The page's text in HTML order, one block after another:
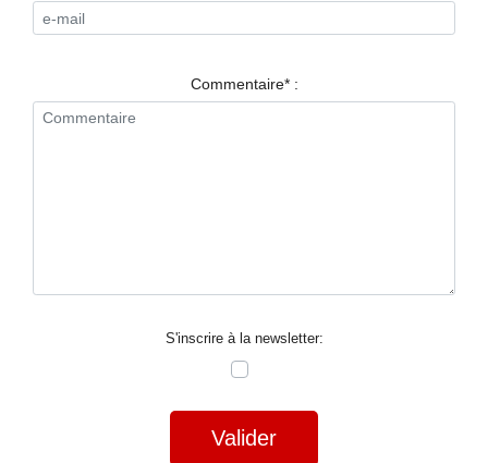
SPECTACLES
Commentaire* :
S'inscrire à la newsletter:
Valider